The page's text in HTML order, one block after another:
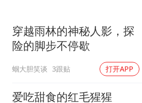
全民健身事
乐享全民健
穿越雨林的神秘人影，探
险的脚步不停歇
蝈大胆笑谈 3跟贴 打开APP
爱吃甜食的红毛猩猩